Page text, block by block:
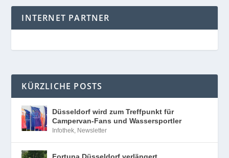
INTERNET PARTNER
KÜRZLICHE POSTS
Düsseldorf wird zum Treffpunkt für
Campervan-Fans und Wassersportler
Infothek, Newsletter